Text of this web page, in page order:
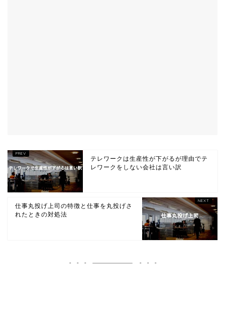
テレワークは生産性が下がるが理由でテ
レワークをしない会社は言い訳
仕事丸投げ上司の特徴と仕事を丸投げさ
れたときの対処法